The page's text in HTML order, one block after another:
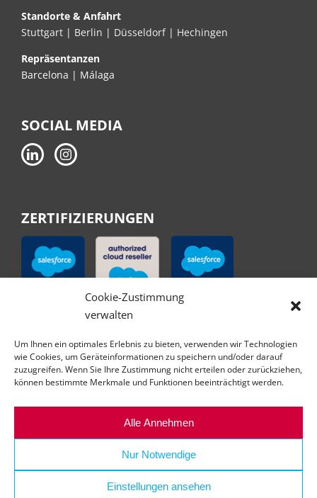
Cookie-Zustimmung
verwalten
Um Ihnen ein optimales Erlebnis zu bieten, verwenden wir Technologien
wie Cookies, um Geräteinformationen zu speichern und/oder darauf
zuzugreifen. Wenn Sie Ihre Zustimmung nicht erteilen oder zurückziehen,
können bestimmte Merkmale und Funktionen beeinträchtigt werden.
Alle Annehmen
Nur Notwendige
Einstellungen ansehen
Standorte & Anfahrt
Stuttgart | Berlin | Düsseldorf | Hechingen
Repräsentanzen
Barcelona | Málaga
SOCIAL MEDIA
ZERTIFIZIERUNGEN